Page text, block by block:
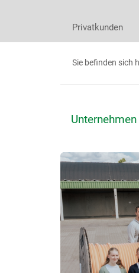
Privatkunden
Sie befinden sich
Unternehmen